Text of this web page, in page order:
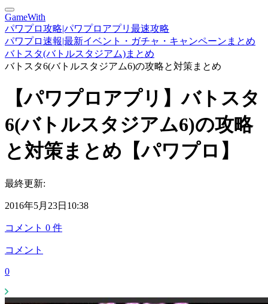
GameWith
パワプロ攻略|パワプロアプリ最速攻略
パワプロ速報|最新イベント・ガチャ・キャンペーンまとめ
バトスタ(バトルスタジアム)まとめ
バトスタ6(バトルスタジアム6)の攻略と対策まとめ
【パワプロアプリ】バトスタ
6(バトルスタジアム6)の攻略
と対策まとめ【パワプロ】
最終更新:
2016年5月23日10:38
コメント 0 件
コメント
0